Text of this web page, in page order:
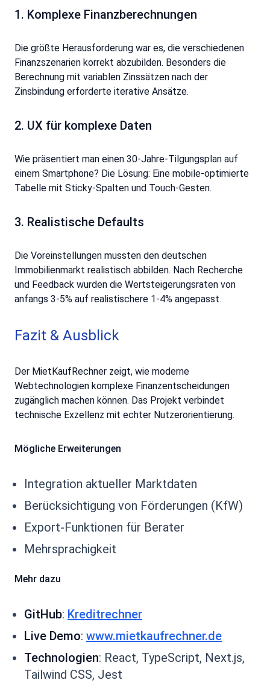
1. Komplexe Finanzberechnungen
Die größte Herausforderung war es, die verschiedenen
Finanzszenarien korrekt abzubilden. Besonders die
Berechnung mit variablen Zinssätzen nach der
Zinsbindung erforderte iterative Ansätze.
2. UX für komplexe Daten
Wie präsentiert man einen 30-Jahre-Tilgungsplan auf
einem Smartphone? Die Lösung: Eine mobile-optimierte
Tabelle mit Sticky-Spalten und Touch-Gesten.
3. Realistische Defaults
Die Voreinstellungen mussten den deutschen
Immobilienmarkt realistisch abbilden. Nach Recherche
und Feedback wurden die Wertsteigerungsraten von
anfangs 3-5% auf realistischere 1-4% angepasst.
Fazit & Ausblick
Der MietKaufRechner zeigt, wie moderne
Webtechnologien komplexe Finanzentscheidungen
zugänglich machen können. Das Projekt verbindet
technische Exzellenz mit echter Nutzerorientierung.
Mögliche Erweiterungen
Integration aktueller Marktdaten
Berücksichtigung von Förderungen (KfW)
Export-Funktionen für Berater
Mehrsprachigkeit
Mehr dazu
GitHub: Kreditrechner
Live Demo: www.mietkaufrechner.de
Technologien: React, TypeScript, Next.js,
Tailwind CSS, Jest